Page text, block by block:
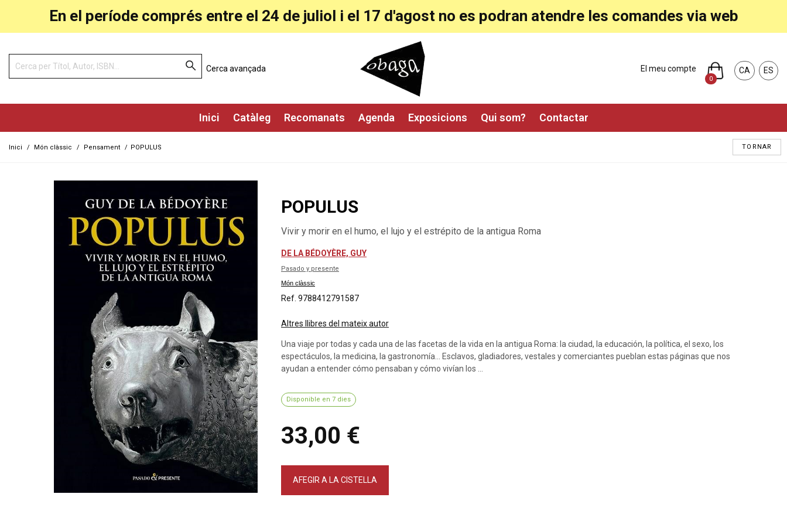
En el període comprés entre el 24 de juliol i el 17 d'agost no es podran atendre les comandes via web
CA ES
El meu compte
0
Inici Catàleg Recomanats Agenda Exposicions Qui som? Contactar
Cerca avançada
Inici / Món clàssic / Pensament / POPULUS TORNAR
POPULUS
Vivir y morir en el humo, el lujo y el estrépito de la antigua Roma
DE LA BÉDOYÈRE, GUY
Pasado y presente
Món clàssic
Ref. 9788412791587
Altres llibres del mateix autor
Una viaje por todas y cada una de las facetas de la vida en la antigua Roma: la ciudad, la educación, la política, el sexo, los
espectáculos, la medicina, la gastronomía... Esclavos, gladiadores, vestales y comerciantes pueblan estas páginas que nos
ayudan a entender cómo pensaban y cómo vivían los ...
Disponible en 7 dies
33,00 €
AFEGIR A LA CISTELLA